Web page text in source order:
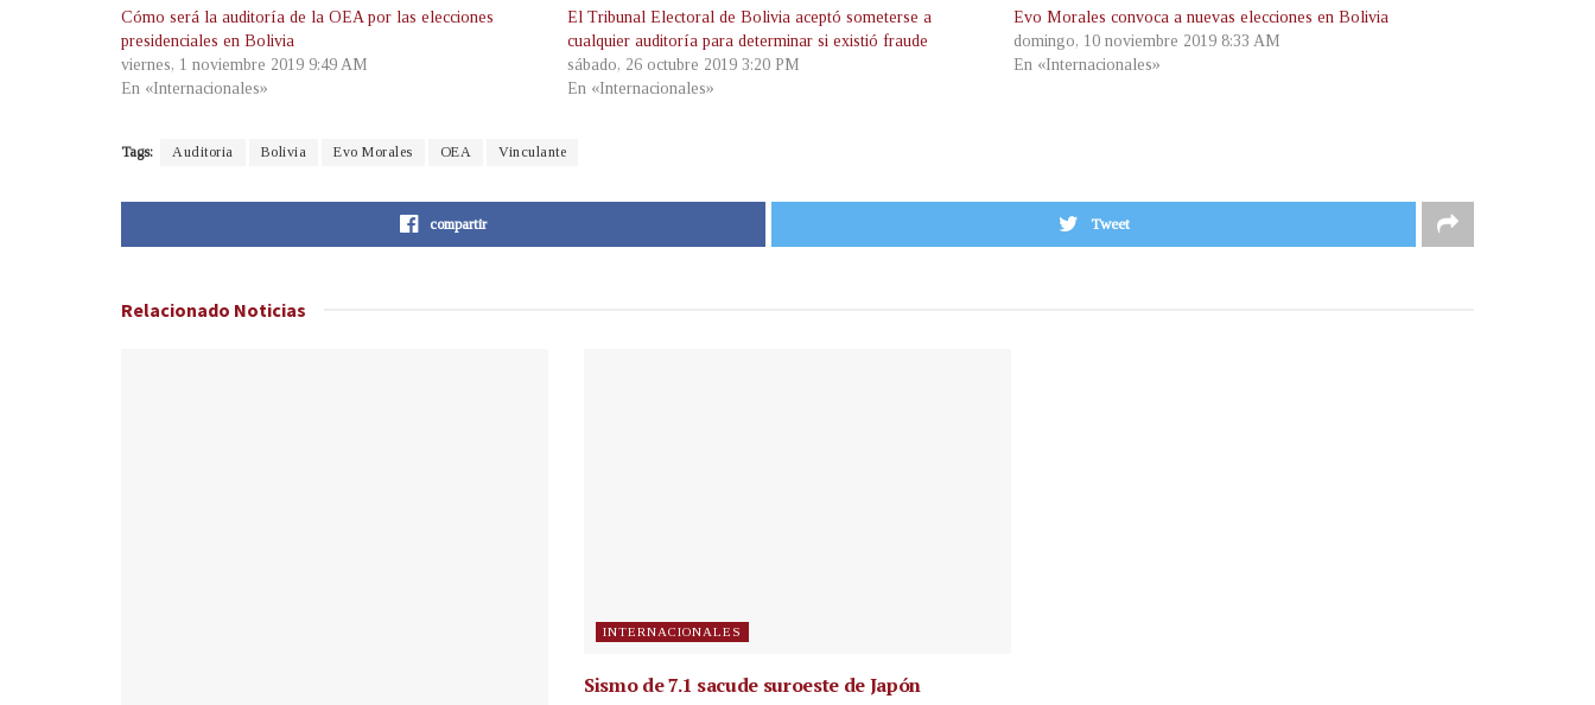
Cómo será la auditoría de la OEA por las elecciones
presidenciales en Bolivia
viernes, 1 noviembre 2019 9:49 AM
En «Internacionales»
El Tribunal Electoral de Bolivia aceptó someterse a
cualquier auditoría para determinar si existió fraude
sábado, 26 octubre 2019 3:20 PM
En «Internacionales»
Evo Morales convoca a nuevas elecciones en Bolivia
domingo, 10 noviembre 2019 8:33 AM
En «Internacionales»
Tags: Auditoria Bolivia Evo Morales OEA Vinculante
compartir Tweet
Relacionado Noticias
INTERNACIONALES
Sismo de 7.1 sacude suroeste de Japón